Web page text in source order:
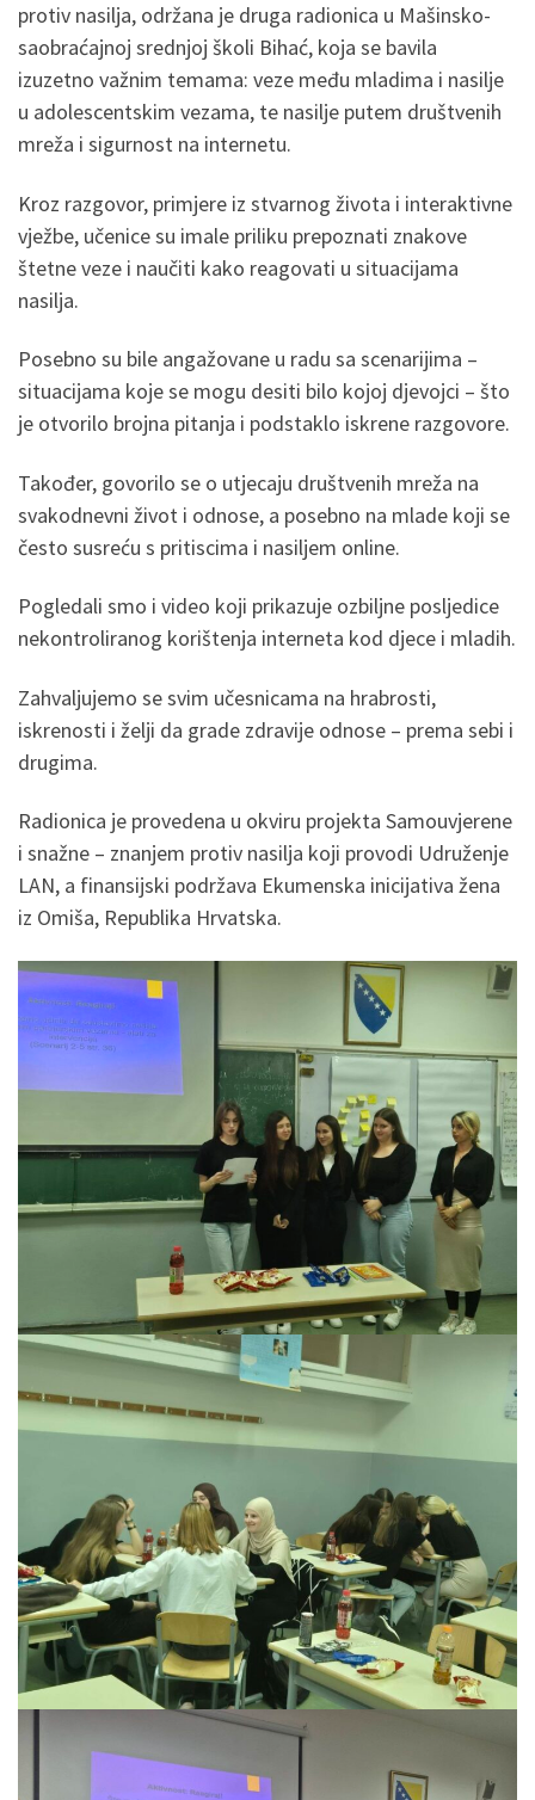
protiv nasilja, održana je druga radionica u Mašinsko-
saobraćajnoj srednjoj školi Bihać, koja se bavila
izuzetno važnim temama: veze među mladima i nasilje
u adolescentskim vezama, te nasilje putem društvenih
mreža i sigurnost na internetu.
Kroz razgovor, primjere iz stvarnog života i interaktivne
vježbe, učenice su imale priliku prepoznati znakove
štetne veze i naučiti kako reagovati u situacijama
nasilja.
Posebno su bile angažovane u radu sa scenarijima –
situacijama koje se mogu desiti bilo kojoj djevojci – što
je otvorilo brojna pitanja i podstaklo iskrene razgovore.
Također, govorilo se o utjecaju društvenih mreža na
svakodnevni život i odnose, a posebno na mlade koji se
često susreću s pritiscima i nasiljem online.
Pogledali smo i video koji prikazuje ozbiljne posljedice
nekontroliranog korištenja interneta kod djece i mladih.
Zahvaljujemo se svim učesnicama na hrabrosti,
iskrenosti i želji da grade zdravije odnose – prema sebi i
drugima.
Radionica je provedena u okviru projekta Samouvjerene
i snažne – znanjem protiv nasilja koji provodi Udruženje
LAN, a finansijski podržava Ekumenska inicijativa žena
iz Omiša, Republika Hrvatska.